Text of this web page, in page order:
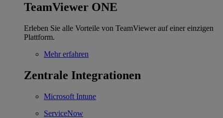
TeamViewer ONE
Erleben Sie alle Vorteile von TeamViewer auf einer einzigen
Plattform.
Mehr erfahren
Zentrale Integrationen
Microsoft Intune
ServiceNow